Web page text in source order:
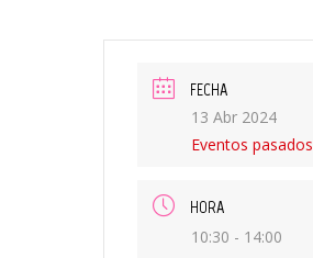
FECHA
13 Abr 2024
Eventos pasados
HORA
10:30 - 14:00